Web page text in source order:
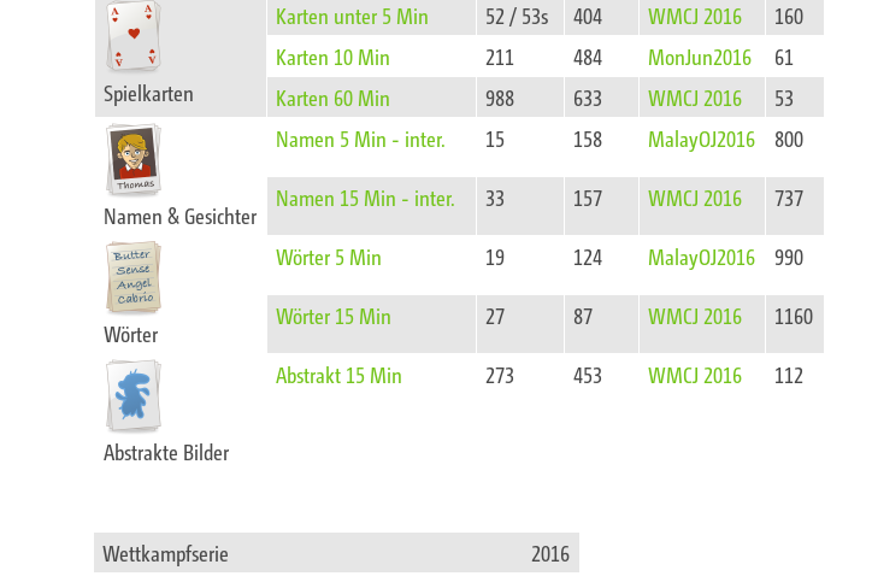
Spielkarten
Karten unter 5 Min 52 / 53s 404 WMCJ 2016
160
Karten 10 Min
211 484 MonJun2016
61
Karten 60 Min
988 633 WMCJ 2016 53
Namen & Gesichter
Namen 5 Min - inter. 15 158 MalayOJ2016 800
Namen 15 Min - inter. 33 157 WMCJ 2016 737
Wörter
Wörter 5 Min 19 124 MalayOJ2016 990
Wörter 15 Min 27 87 WMCJ 2016 1160
Abstrakte Bilder
Abstrakt 15 Min 273 453 WMCJ 2016 112
Wettkampfserie
2016